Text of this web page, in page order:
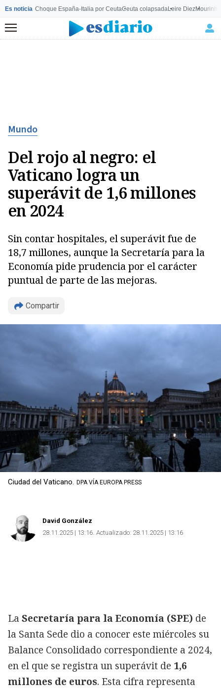
Es noticia Choque España-Italia por CeutaCeuta colapsadaLeire Diez
Menú
Mundo
Del rojo al negro: el
Vaticano logra un
superávit de 1,6 millones
en 2024
Sin contar hospitales, el superávit fue de
18,7 millones, aunque la Secretaría para la
Economía pide prudencia por el carácter
puntual de parte de las mejoras.
Compartir
Ciudad del Vaticano. DPA VÍA EUROPA PRESS
David González
28.11.2025 | 13:16 Actualizado: 28.11.2025 | 13:16
La Secretaría para la Economía (SPE) de
la Santa Sede dio a conocer este miércoles su
Balance Consolidado correspondiente a 2024,
en el que se registra un superávit de 1,6
millones de euros. Esta cifra representa